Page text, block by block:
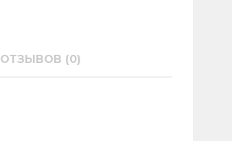
ОТЗЫВОВ (0)